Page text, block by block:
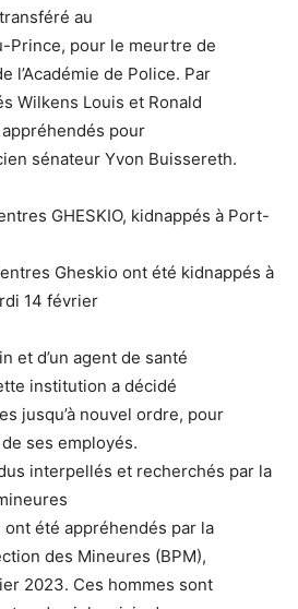
au
Prince, pour le meurtre de
l’Académie de Police. Par
Wilkens Louis et Ronald
pour
sénateur Yvon Buissereth.
GHESKIO, kidnappés à Port-
Gheskio ont été kidnappés à
14 février
et d’un agent de santé
institution a décidé
jusqu’à nouvel ordre, pour
ses employés.
interpellés et recherchés par la
été appréhendés par la
des Mineures (BPM),
2023. Ces hommes sont